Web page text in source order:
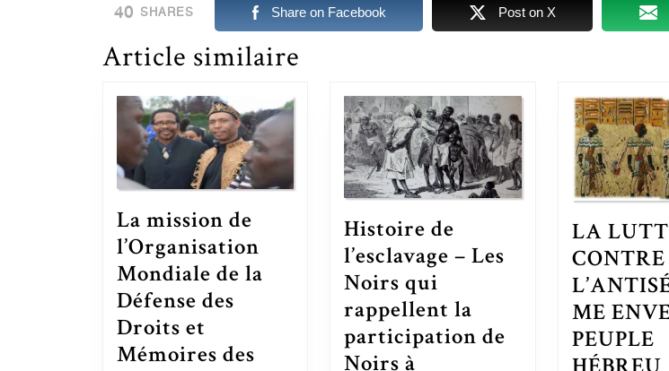
40 SHARES Share on Facebook Post on X
Article similaire
La mission de
l’Organisation
Mondiale de la
Défense des
Droits et
Mémoires des
Histoire de
l’esclavage – Les
Noirs qui
rappellent la
participation de
Noirs à
LA
CONTRE
ME
PEUPLE